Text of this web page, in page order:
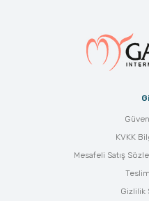
KVKK
Mesafeli Satış
Gizlilik